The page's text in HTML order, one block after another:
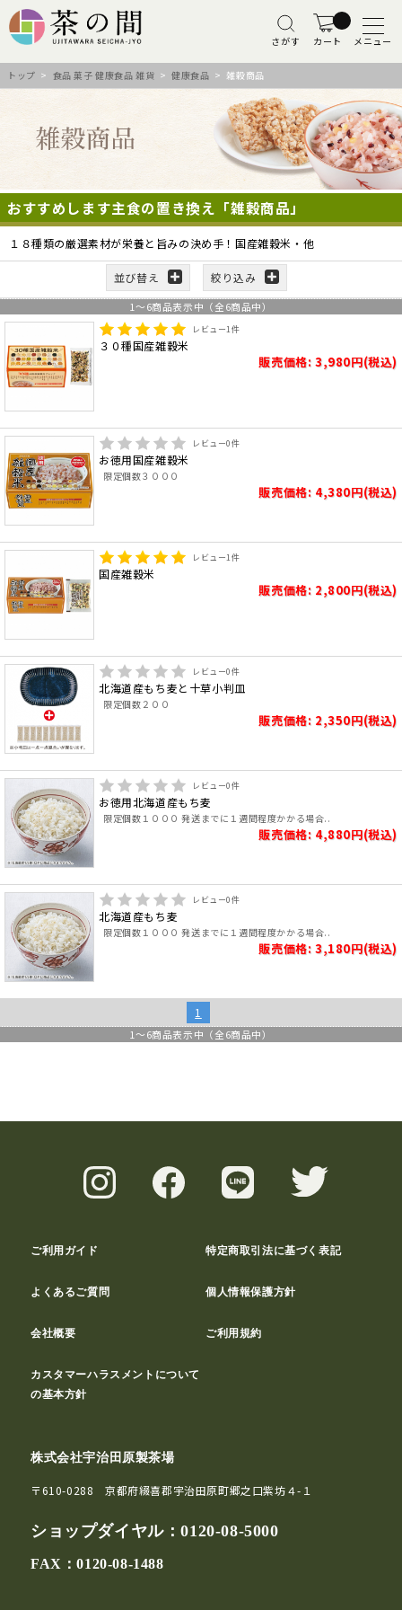
さがす カート メニュー
トップ > 食品 菓子 健康食品 雑貨 >健康食品 > 雑穀商品
おすすめします主食の置き換え「雑穀商品」
１８種類の厳選素材が栄養と旨みの決め手！国産雑穀米・他
並び替え 絞り込み
1 ～6商品表示中（全6商品中）
レビュー1件
３０種国産雑穀米
販売価格: 3,980円(税込)
レビュー0件
お徳用国産雑穀米
限定個数３０００
販売価格: 4,380円(税込)
レビュー1件
国産雑穀米
販売価格: 2,800円(税込)
レビュー0件
北海道産もち麦と十草小判皿
限定個数２００
販売価格: 2,350円(税込)
レビュー0件
お徳用北海道産もち麦
限定個数１０００ 発送までに１週間程度かかる場合..
販売価格: 4,880円(税込)
レビュー0件
北海道産もち麦
限定個数１０００ 発送までに１週間程度かかる場合..
販売価格: 3,180円(税込)
1
1 ～6商品表示中（全6商品中）
ご利用ガイド 特定商取引法に基づく表記
よくあるご質問 個人情報保護方針
会社概要 ご利用規約
カスタマーハラスメントについて
の基本方針
株式会社宇治田原製茶場
〒610-0288 京都府綴喜郡宇治田原町郷之口紫坊４-１
ショップダイヤル：0120-08-5000
FAX：0120-08-1488